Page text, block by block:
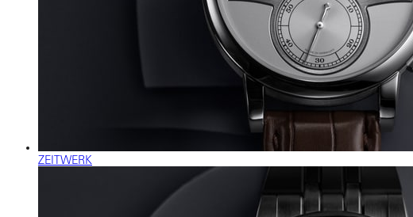
ZEITWERK